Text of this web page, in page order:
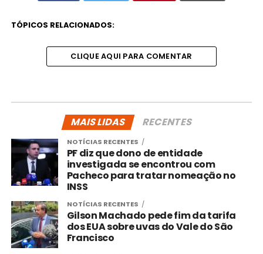
TÓPICOS RELACIONADOS:
CLIQUE AQUI PARA COMENTAR
MAIS LIDAS RECENTES
NOTÍCIAS RECENTES
PF diz que dono de entidade
investigada se encontrou com
Pacheco para tratar nomeação no
INSS
NOTÍCIAS RECENTES
Gilson Machado pede fim da tarifa
dos EUA sobre uvas do Vale do São
Francisco